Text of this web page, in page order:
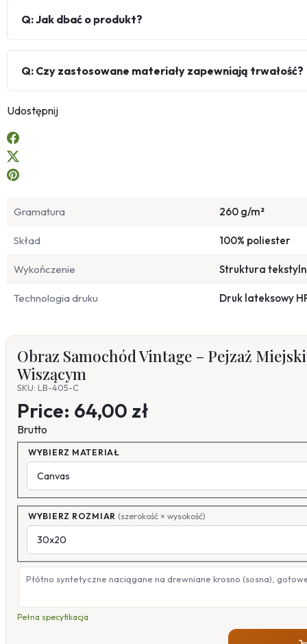
Q: Jak dbać o produkt?
Q: Czy zastosowane materiały zapewniają trwałość?
Udostępnij
Gramatura 260 g/m²
Skład 100% poliester
Wykończenie Struktura
Technologia druku Druk lateksowy
Obraz Samochód Vintage – Pejzaż
Wiszącym
SKU: LB-405-C
Price: 64,00 zł
Brutto
WYBIERZ MATERIAŁ
WYBIERZ ROZMIAR (szerokość × wysokość)
Płótno syntetyczne naciągane na drewniane krosno (sosna),
Pełna specyfikacja